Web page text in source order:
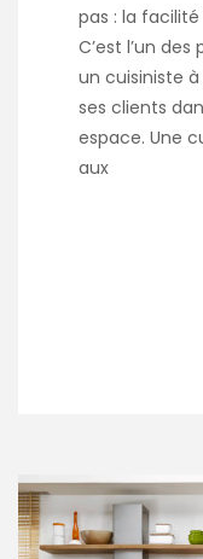
pas : la
C’est l’un
un cuisiniste
ses clients
espace. Une
aux